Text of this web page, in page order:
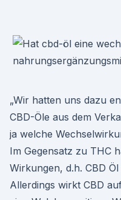
„Wir hatten uns dazu
CBD-Öle aus dem
ja welche
Im Gegensatz zu THC
Wirkungen, d.h. CBD
Allerdings wirkt CBD